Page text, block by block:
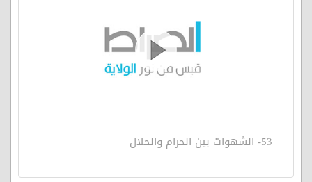
53- الشهوات بين الحرام والحلال